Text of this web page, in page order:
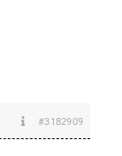
#3182909